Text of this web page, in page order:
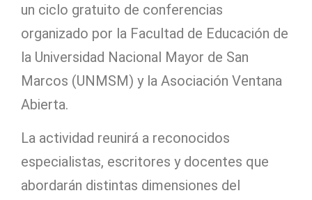
un ciclo gratuito de conferencias
organizado por la Facultad de Educación de
la Universidad Nacional Mayor de San
Marcos (UNMSM) y la Asociación Ventana
Abierta.
La actividad reunirá a reconocidos
especialistas, escritores y docentes que
abordarán distintas dimensiones del